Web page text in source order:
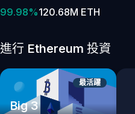
99.98%120.68M ETH
進行 Ethereum 投資
最活躍
Big 3